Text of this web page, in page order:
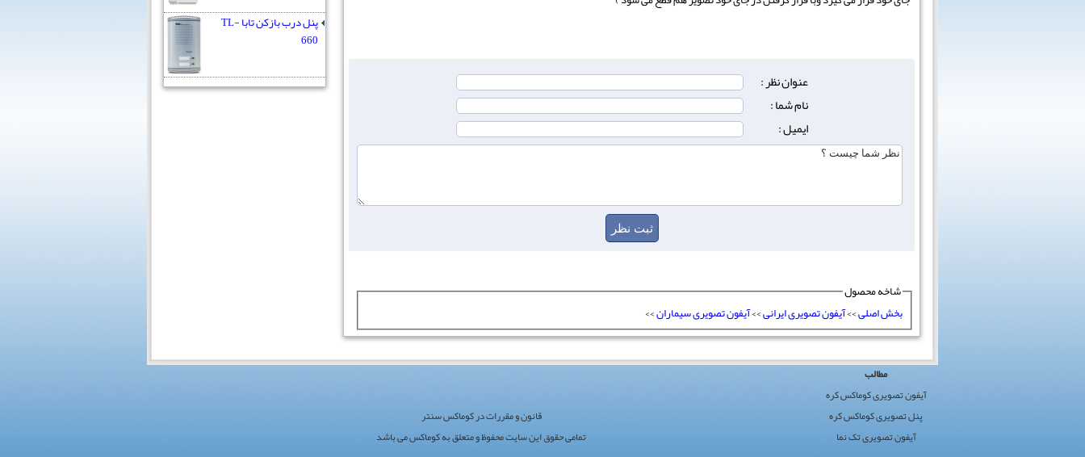
پنل درب بازکن تابا TL-
660
عنوان نظر :
نام شما :
ایمیل :
شاخه محصول
بخش اصلی
آیفون تصویری ایرانی>>آیفون تصویری سیماران>>
کوماکس
ایران
کوماکس
مطالب
آیفون تصویری کوماکس کره
پنل تصویری کوماکس کره
قانون و مقررات در کوماکس سنتر
آیفون تصویری تک نما
تمامی حقوق این سایت محفوظ و متعلق به کوماکس می باشد